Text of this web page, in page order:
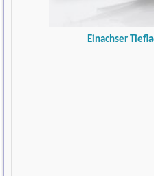
Einachser